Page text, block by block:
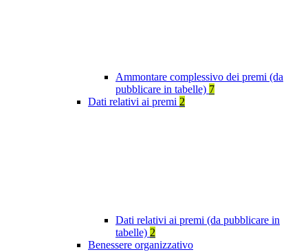
Ammontare complessivo dei premi (da
pubblicare in tabelle) 7
Dati relativi ai premi 2
Dati relativi ai premi (da pubblicare in
tabelle) 2
Benessere organizzativo